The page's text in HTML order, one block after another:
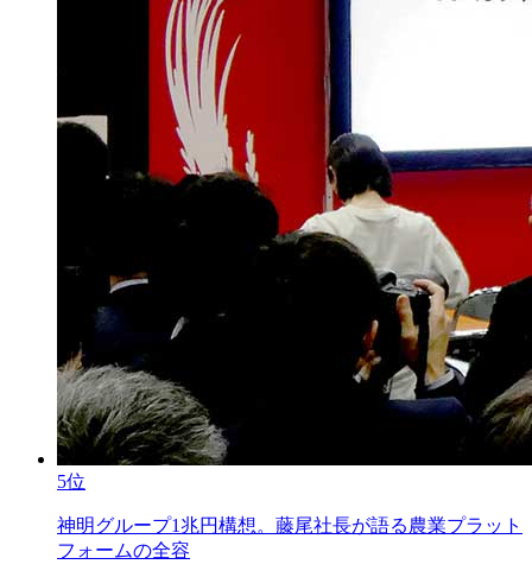
5位
神明グループ1兆円構想。藤尾社長が語る農業プラット
フォームの全容